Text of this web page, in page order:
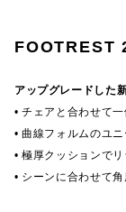
FOOTREST
アップグレードした
• チェアと合わせて
• 曲線フォルムのユ
• 極厚クッションで
• シーンに合わせて